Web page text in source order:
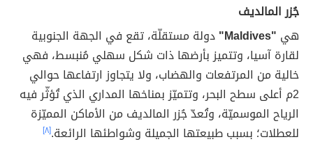
جُزر المالديف
هي "Maldives"
دولة مستقلّة، تقع في الجهة الجنوبية
لقارة آسيا، وتتميز بأرضها ذات شكل سهلي مُنبسط، فهي
خالية من المرتفعات والهضاب، ولا يتجاوز ارتفاعها حوالي
2م أعلى سطح البحر، وتتميّز بمناخها المداري الذي تُؤثّر فيه
الرياح الموسميّة، وتُعدّ جُزر المالديف من الأماكن المميّزة
للعطلات؛ بسبب طبيعتها الجميلة وشواطئها الرائعة.[٨]